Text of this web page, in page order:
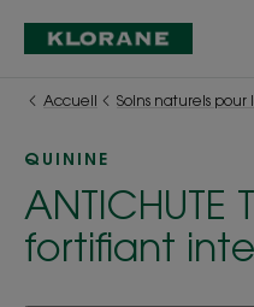
Accueil Soins naturels pour
QUININE
fortifiant